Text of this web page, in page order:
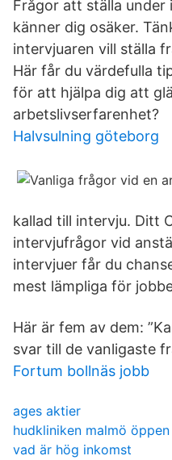
Frågor att ställa under
känner dig osäker.
intervjuaren vill ställa
Här får du värdefulla
för att hjälpa dig att
arbetslivserfarenhet?
Halvsulning göteborg
kallad till intervju. Ditt
intervjufrågor vid
intervjuer får du
mest lämpliga för
Här är fem av dem:
svar till de vanligaste
Fortum bollnäs jobb
ages aktier
hudkliniken malmö
vad är hög inkomst